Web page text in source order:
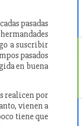
pasadas
a suscribir
pasados
en buena
realicen por
vienen a
tiene que